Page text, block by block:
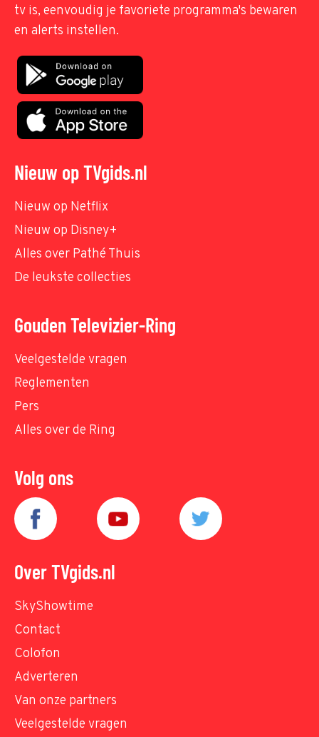
tv is, eenvoudig je favoriete programma's bewaren
en alerts instellen.
Nieuw op TVgids.nl
Nieuw op Netflix
Nieuw op Disney+
Alles over Pathé Thuis
De leukste collecties
Gouden Televizier-Ring
Veelgestelde vragen
Reglementen
Pers
Alles over de Ring
Volg ons
Over TVgids.nl
SkyShowtime
Contact
Colofon
Adverteren
Van onze partners
Veelgestelde vragen